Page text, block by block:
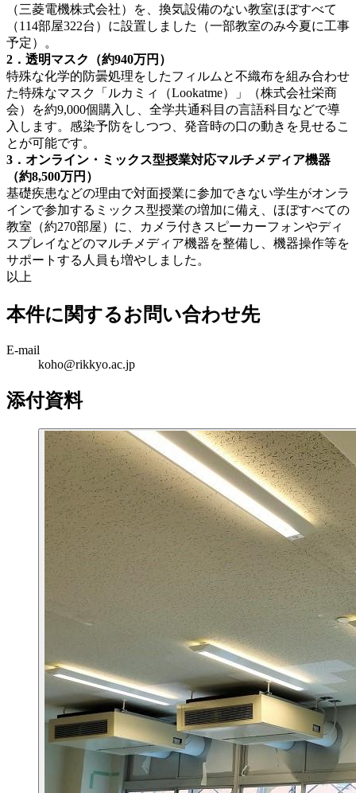
（三菱電機株式会社）を、換気設備のない教室ほぼすべて
（114部屋322台）に設置しました（一部教室のみ今夏に工事
予定）。
2 ．透明マスク（約940万円）
特殊な化学的防曇処理をしたフィルムと不織布を組み合わせ
た特殊なマスク「ルカミィ（Lookatme）」（株式会社栄商
会）を約9,000個購入し、全学共通科目の言語科目などで導
入します。感染予防をしつつ、発音時の口の動きを見せるこ
とが可能です。
3 ．オンライン・ミックス型授業対応マルチメディア機器
（約8,500万円）
基礎疾患などの理由で対面授業に参加できない学生がオンラ
インで参加するミックス型授業の増加に備え、ほぼすべての
教室（約270部屋）に、カメラ付きスピーカーフォンやディ
スプレイなどのマルチメディア機器を整備し、機器操作等を
サポートする人員も増やしました。
以上
本件に関するお問い合わせ先
E-mail
koho@rikkyo.ac.jp
添付資料